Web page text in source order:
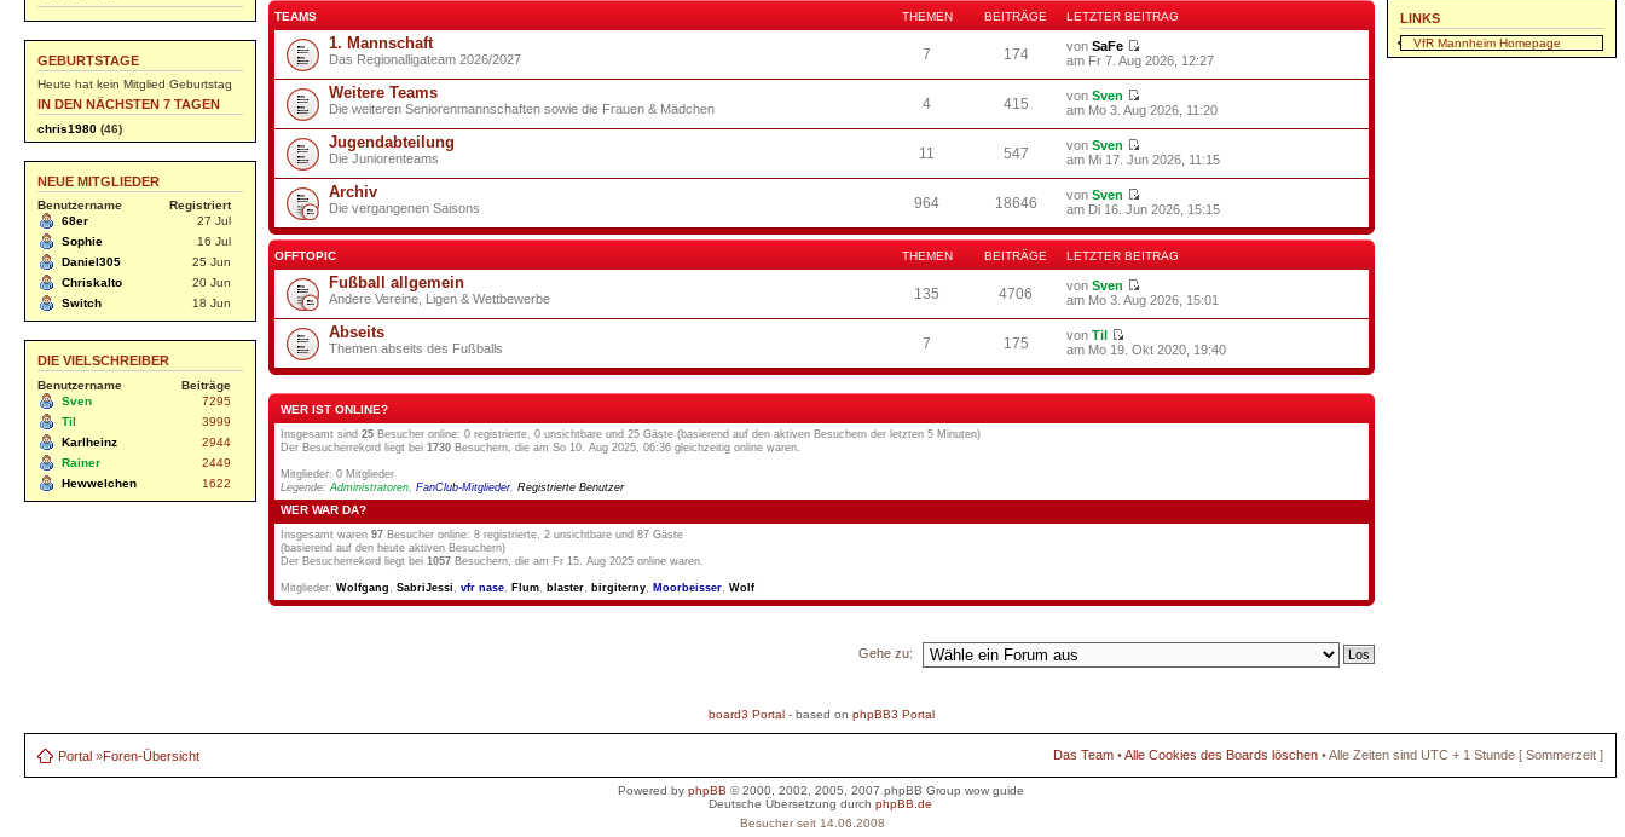
GEBURTSTAGE
Heute hat kein Mitglied Geburtstag
IN DEN NÄCHSTEN 7 TAGEN
chris1980 (46)
NEUE MITGLIEDER
Benutzername
Registriert
68er
27 Jul
Sophie
16 Jul
Daniel305
25 Jun
Chriskalto
20 Jun
Switch
18 Jun
DIE VIELSCHREIBER
Benutzername
Beiträge
Sven
7295
Til
3999
Karlheinz
2944
Rainer
2449
Hewwelchen
1622
TEAMS THEMEN BEITRÄGE LETZTER BEITRAG
1. Mannschaft
Das Regionalligateam 2026/2027 7 174 vonSaFe
am Fr 7. Aug 2026, 12:27
Weitere Teams
Die weiteren Seniorenmannschaften sowie die Frauen & Mädchen 4 415 vonSven
am Mo 3. Aug 2026, 11:20
Jugendabteilung
Die Juniorenteams 11 547 vonSven
am Mi 17. Jun 2026, 11:15
Archiv
Die vergangenen Saisons 964 18646 vonSven
am Di 16. Jun 2026, 15:15
OFFTOPIC THEMEN BEITRÄGE LETZTER BEITRAG
Fußball allgemein
Andere Vereine, Ligen & Wettbewerbe 135 4706 vonSven
am Mo 3. Aug 2026, 15:01
Abseits
Themen abseits des Fußballs 7 175 vonTil
am Mo 19. Okt 2020, 19:40
WER IST ONLINE?
Insgesamt sind 25 Besucher online: 0 registrierte, 0 unsichtbare und 25 Gäste (basierend auf den aktiven Besuchern der letzten 5 Minuten)
Der Besucherrekord liegt bei 1730 Besuchern, die am So 10. Aug 2025, 06:36 gleichzeitig online waren.
Mitglieder: 0 Mitglieder
Legende: Administratoren FanClub-Mitglieder, Registrierte Benutzer
WER WAR DA?
Insgesamt waren 97 Besucher online: 8 registrierte, 2 unsichtbare und 87 Gäste
(basierend auf den heute aktiven Besuchern)
Der Besucherrekord liegt bei 1057 Besuchern, die am Fr 15. Aug 2025 online waren.
Mitglieder: Wolfgang SabriJessi vfr nase Flum blaster birgiterny Moorbeisser Wolf
Gehe zu:
board3 Portal - based on phpBB3 Portal
LINKS
VfR Mannheim Homepage
Portal »Foren-Übersicht Das Team •Alle Cookies des Boards löschen • Alle Zeiten sind UTC + 1 Stunde [ Sommerzeit ]
Powered by phpBB © 2000, 2002, 2005, 2007 phpBB Group wow guide
Deutsche Übersetzung durchphpBB.de
Besucher seit 14.06.2008